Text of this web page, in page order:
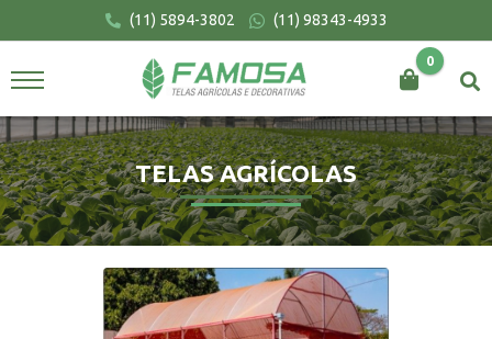
(11) 5894-3802 (11) 98343-4933
0
BUSCAR
TELAS AGRÍCOLAS